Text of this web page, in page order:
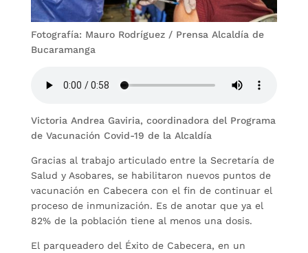
Fotografía: Mauro Rodríguez / Prensa Alcaldía de
Bucaramanga
Victoria Andrea Gaviria, coordinadora del Programa
de Vacunación Covid-19 de la Alcaldía
Gracias al trabajo articulado entre la Secretaría de
Salud y Asobares, se habilitaron nuevos puntos de
vacunación en Cabecera con el fin de continuar el
proceso de inmunización. Es de anotar que ya el
82% de la población tiene al menos una dosis.
El parqueadero del Éxito de Cabecera, en un